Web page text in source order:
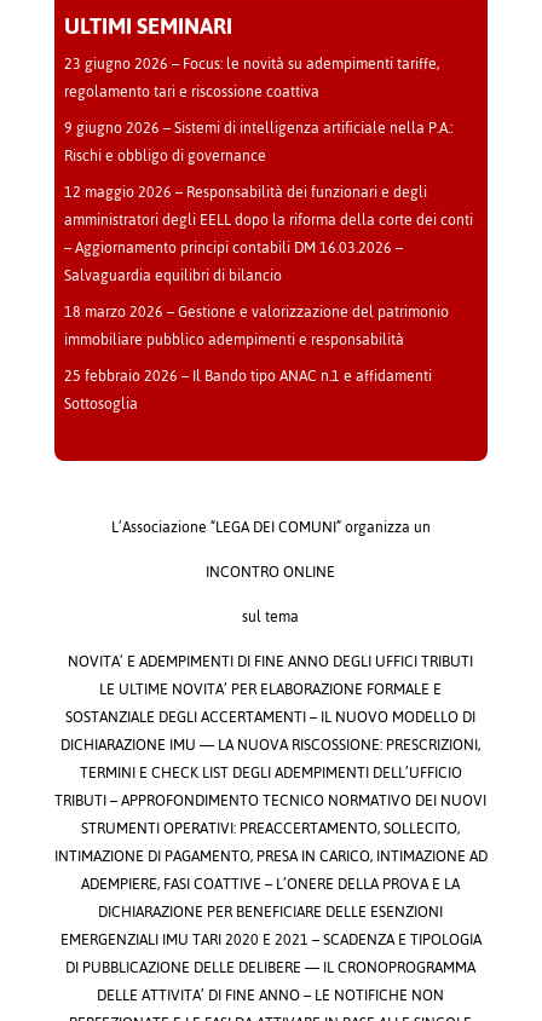
ULTIMI SEMINARI
23 giugno 2026 – Focus: le novità su adempimenti tariffe,
regolamento tari e riscossione coattiva
9 giugno 2026 – Sistemi di intelligenza artificiale nella P.A.:
Rischi e obbligo di governance
12 maggio 2026 – Responsabilità dei funzionari e degli
amministratori degli EELL dopo la riforma della corte dei conti
– Aggiornamento principi contabili DM 16.03.2026 –
Salvaguardia equilibri di bilancio
18 marzo 2026 – Gestione e valorizzazione del patrimonio
immobiliare pubblico adempimenti e responsabilità
25 febbraio 2026 – Il Bando tipo ANAC n.1 e affidamenti
Sottosoglia
L’Associazione “LEGA DEI COMUNI” organizza un
INCONTRO ONLINE
sul tema
NOVITA’ E ADEMPIMENTI DI FINE ANNO DEGLI UFFICI TRIBUTI
LE ULTIME NOVITA’ PER ELABORAZIONE FORMALE E
SOSTANZIALE DEGLI ACCERTAMENTI – IL NUOVO MODELLO DI
DICHIARAZIONE IMU — LA NUOVA RISCOSSIONE: PRESCRIZIONI,
TERMINI E CHECK LIST DEGLI ADEMPIMENTI DELL’UFFICIO
TRIBUTI – APPROFONDIMENTO TECNICO NORMATIVO DEI NUOVI
STRUMENTI OPERATIVI: PREACCERTAMENTO, SOLLECITO,
INTIMAZIONE DI PAGAMENTO, PRESA IN CARICO, INTIMAZIONE AD
ADEMPIERE, FASI COATTIVE – L’ONERE DELLA PROVA E LA
DICHIARAZIONE PER BENEFICIARE DELLE ESENZIONI
EMERGENZIALI IMU TARI 2020 E 2021 – SCADENZA E TIPOLOGIA
DI PUBBLICAZIONE DELLE DELIBERE — IL CRONOPROGRAMMA
DELLE ATTIVITA’ DI FINE ANNO – LE NOTIFICHE NON